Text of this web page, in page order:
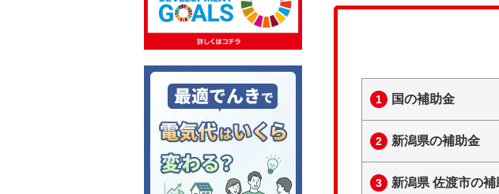
1 国の補助金
2 新潟県の補助金
3 新潟県 佐渡市の補